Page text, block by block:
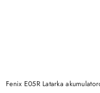
Fenix E05R Latarka